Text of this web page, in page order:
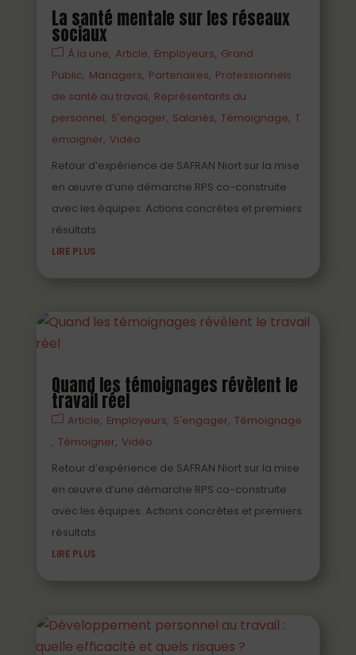
La santé mentale sur les réseaux
sociaux
À la une Article Employeurs Grand
Public Managers Partenaires Professionnels
de santé au travail Représentants du
personnel S'engager Salariés Témoignage T
émoigner Vidéo
Retour d’expérience de SAFRAN Niort sur la mise
en œuvre d’une démarche RPS co-construite
avec les équipes. Actions concrètes et premiers
résultats.
LIRE PLUS
Quand les témoignages révèlent le
travail réel
Article Employeurs S'engager Témoignage
Témoigner Vidéo
Retour d’expérience de SAFRAN Niort sur la mise
en œuvre d’une démarche RPS co-construite
avec les équipes. Actions concrètes et premiers
résultats.
LIRE PLUS